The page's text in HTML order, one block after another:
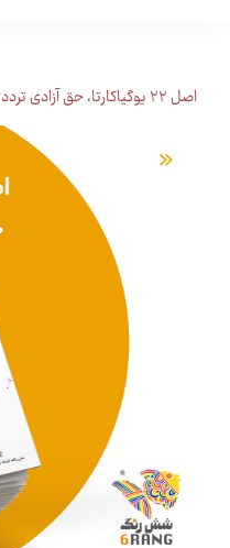
اصل ۲۲ یوگیاکارتا، حق آزادی تردد (فارسی، تورکی، کوردی)